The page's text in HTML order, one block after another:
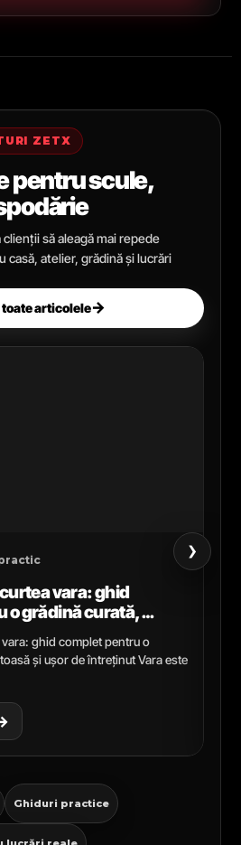
ZETX
pentru scule,
să aleagă mai repede
atelier, grădină și lucrări
toate articolele→
vara: ghid
o grădină curată,
de întreținut
ghid complet pentru o
și ușor de întreținut Vara este
›
Ghiduri practice